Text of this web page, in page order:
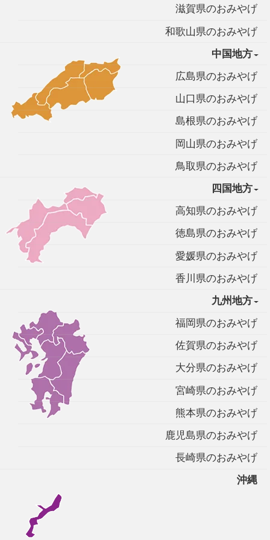
滋賀県のおみやげ
和歌山県のおみやげ
中国地方
広島県のおみやげ
山口県のおみやげ
島根県のおみやげ
岡山県のおみやげ
鳥取県のおみやげ
四国地方
高知県のおみやげ
徳島県のおみやげ
愛媛県のおみやげ
香川県のおみやげ
九州地方
福岡県のおみやげ
佐賀県のおみやげ
大分県のおみやげ
宮崎県のおみやげ
熊本県のおみやげ
鹿児島県のおみやげ
長崎県のおみやげ
沖縄